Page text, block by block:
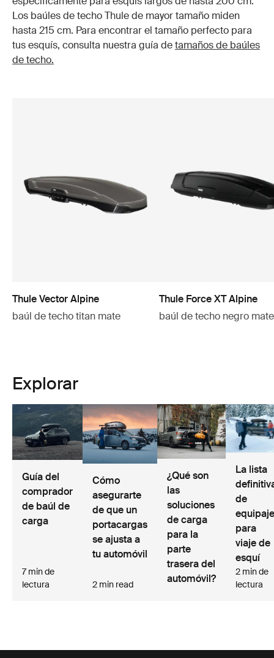
Los baúles de techo Thule de mayor tamaño miden
hasta 215 cm. Para encontrar el tamaño perfecto para
tus esquís, consulta nuestra guía detamaños de baúles
de techo.
Thule Vector Alpine
baúl de techo titan mate
Thule Force XT Alpine
baúl de techo negro mate
Explorar
Guía del
comprador
de baúl de
carga
7 min de
lectura
Cómo
asegurarte
de que un
portacargas
se ajusta a
tu automóvil
2 min read
¿Qué son
las
soluciones
de carga
para la
parte
trasera del
automóvil?
La lista
de
equipaje
para
viaje de
esquí
2 min de
lectura